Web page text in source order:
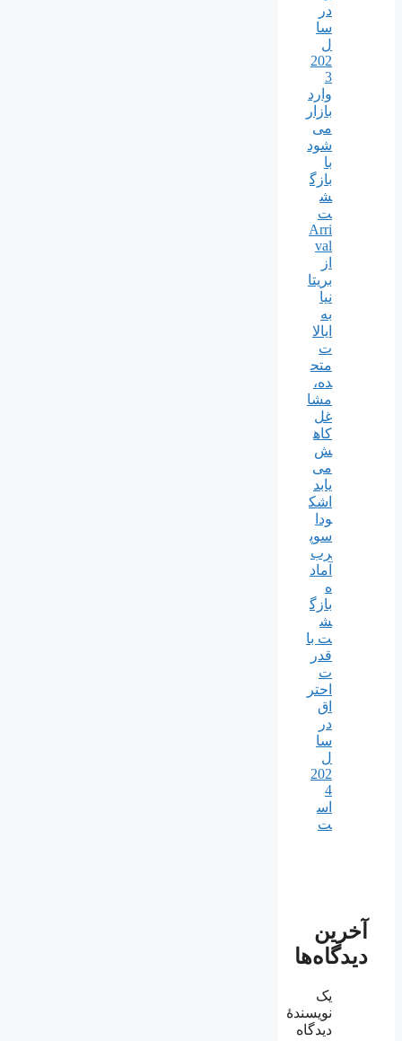
در
سا
ل
202
3
وارد
بازار
می
شود
با
بازگ
ش
ت
Arri
val
از
بریتا
نیا
به
ایالا
ت
متح
ده،
مشا
غل
کاه
ش
می
یابد
اشک
ودا
سوپ
رب
آماد
ه
بازگ
ش
ت با
قدر
ت
احتر
اق
در
سا
ل
202
4
اس
ت
آخرین
دیدگاه‌ها
یک
نویسندهٔ
دیدگاه